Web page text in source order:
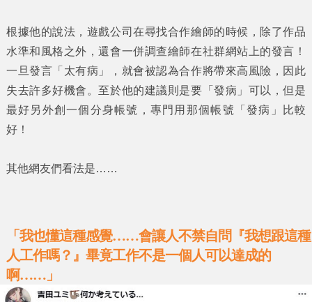
根據他的說法，遊戲公司在尋找合作繪師的時候，除了作品
水準和風格之外，還會一併調查繪師在社群網站上的發言！
一旦發言 「太有病」
，就會被認為合作將帶來高風險，因此
失去許多好機會。至於他的建議則是要 「發病」 可以，但是
最好另外創一個分身帳號，專門用那個帳號
「發病」
比較
好！
其他網友們看法是……
「我也懂這種感覺……會讓人不禁自問『我想跟這種
人工作嗎？』畢竟工作不是一個人可以達成的
啊……」